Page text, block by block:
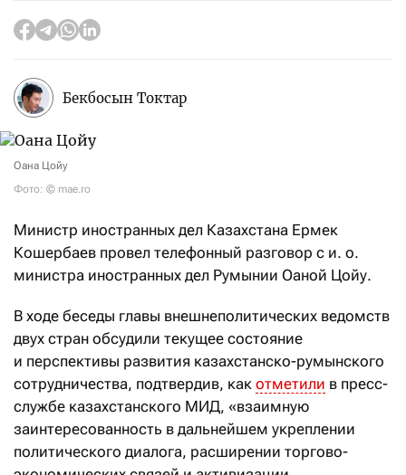
Бекбосын Токтар
Оана Цойу
Фото: © mae.ro
Министр иностранных дел Казахстана Ермек
Кошербаев провел телефонный разговор с и. о.
министра иностранных дел Румынии Оаной Цойу.
В ходе беседы главы внешнеполитических ведомств
двух стран обсудили текущее состояние
и перспективы развития казахстанско-румынского
сотрудничества, подтвердив, как отметили в пресс-
службе казахстанского МИД, «взаимную
заинтересованность в дальнейшем укреплении
политического диалога, расширении торгово-